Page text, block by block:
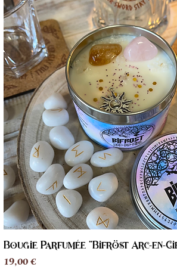
Aperçu rapide
Bougie Parfumée "Bifröst Arc-en-
Prix
19,00 €